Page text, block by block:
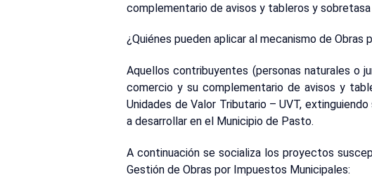
complementario de avisos y tableros y sobretasa
¿Quiénes pueden aplicar al mecanismo de Obras
Aquellos contribuyentes (personas naturales o
comercio y su complementario de avisos y
Unidades de Valor Tributario – UVT,
a desarrollar en el Municipio de Pasto.
A continuación se socializa los proyectos
Gestión de Obras por Impuestos Municipales: